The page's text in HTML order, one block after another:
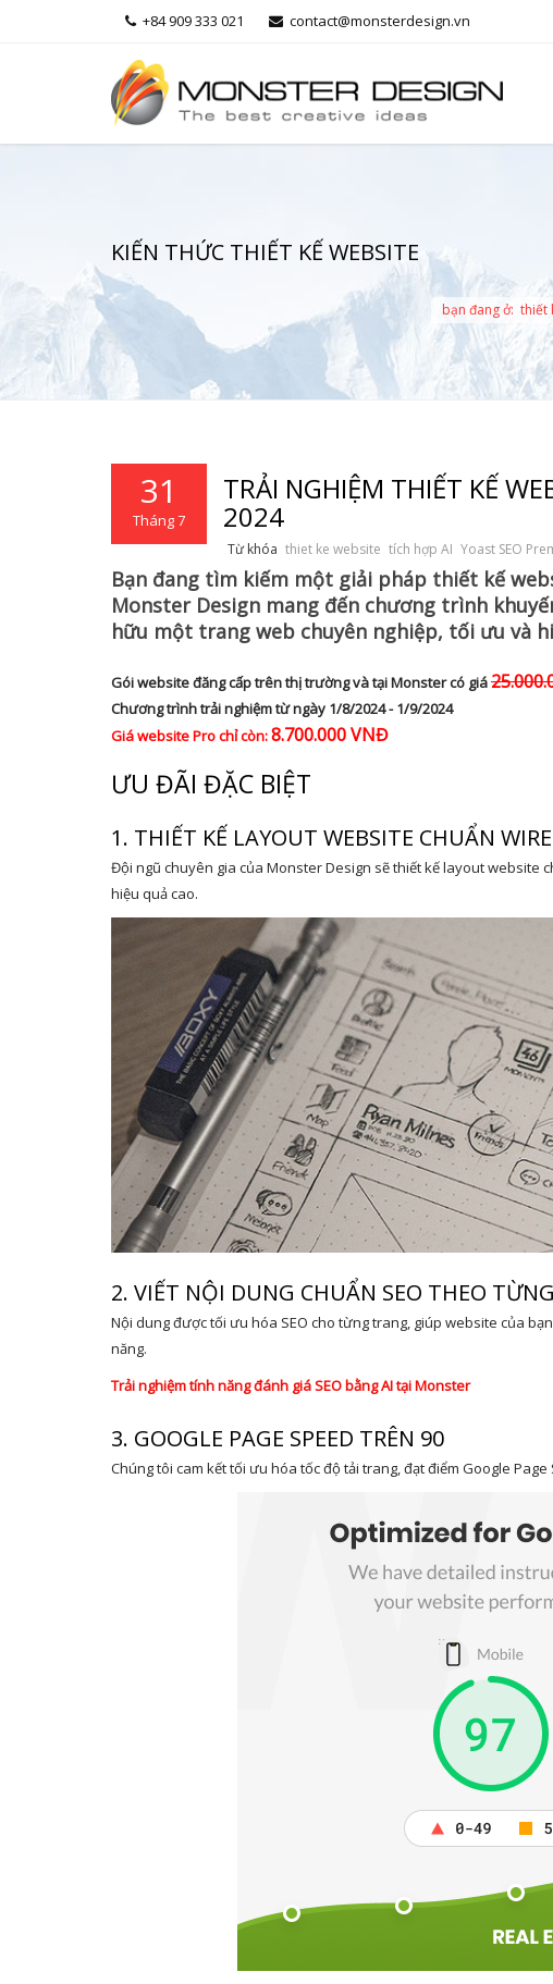
+84 909 333 021 contact@monsterdesign.vn
KIẾN THỨC THIẾT KẾ WEBSITE
bạn đang ở: thiết
31
Tháng 7
TRẢI NGHIỆM THIẾT KẾ
2024
Từ khóa thiet ke website tích hợp AI Yoast SEO
Bạn đang tìm kiếm một giải pháp thiết kế
Monster Design mang đến chương trình
hữu một trang web chuyên nghiệp, tối ưu và
Gói website đăng cấp trên thị trường và tại Monster có giá
Chương trình trải nghiệm từ ngày 1/8/2024 - 1/9/2024
Giá website Pro chỉ còn:8.700.000 VNĐ
ƯU ĐÃI ĐẶC BIỆT
1. THIẾT KẾ LAYOUT WEBSITE CHUẨN
Đội ngũ chuyên gia của Monster Design sẽ thiết kế layout website
hiệu quả cao.
2. VIẾT NỘI DUNG CHUẨN SEO THEO
Nội dung được tối ưu hóa SEO cho từng trang, giúp website của
năng.
Trải nghiệm tính năng đánh giá SEO bằng AI tại Monster
3. GOOGLE PAGE SPEED TRÊN 90
Chúng tôi cam kết tối ưu hóa tốc độ tải trang, đạt điểm Google